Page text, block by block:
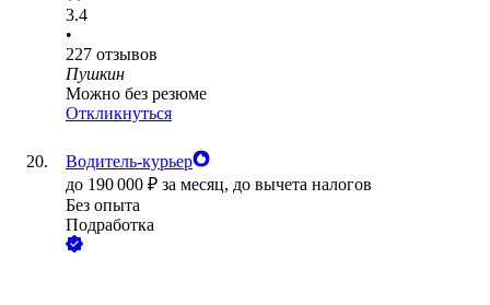
3.4
•
227 отзывов
Пушкин
Можно без резюме
Откликнуться
Водитель-курьер
до 190 000 ₽ за месяц, до вычета налогов
Без опыта
Подработка